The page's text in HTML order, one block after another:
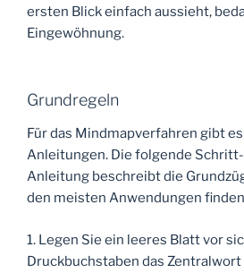
ersten Blick einfach aussieht,
Eingewöhnung.
Grundregeln
Für das Mindmapverfahren gibt
Anleitungen. Die folgende
Anleitung beschreibt die
den meisten Anwendungen
1. Legen Sie ein leeres Blatt vor
Druckbuchstaben das